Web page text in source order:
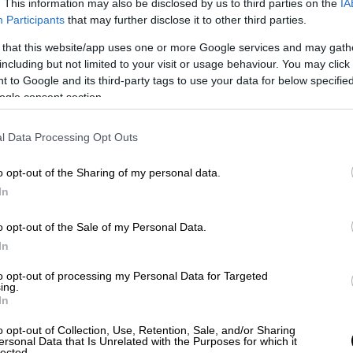
This information may also be disclosed by us to third parties on the
Participants that may further disclose it to other third parties.
that this website/app uses one or more Google services and may
but not limited to your visit or usage behaviour. You may
to Google and its third-party tags to use your data for below
consent section.
Data Processing Opt Outs
opt-out of the Sharing of my personal data.
opt-out of the Sale of my Personal Data.
opt-out of processing my Personal Data for Targeted
opt-out of Collection, Use, Retention, Sale, and/or Sharing
Data that Is Unrelated with the Purposes for which it
κίτρινη και ό,τι αρέσει στον
τη μαύρη μοίρα μας…
εκτός παρκέ.
και συγγενών παικτών,
στα social media,
να υποστηρίζουν ότι ο
αποσυντονιστικά σε κρίσιμες
η ένταση ταξιδεύουν παντού με
ανάμεσα στη δημόσια έκφραση και στη
πιο δύσκολη
πλευρά. Κανείς δεν αμφισβητεί την
όλων των παραπάνω, που έχουν